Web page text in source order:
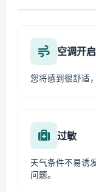
空调开启
您将感到很舒适
过敏
天气条件不易诱
问题。